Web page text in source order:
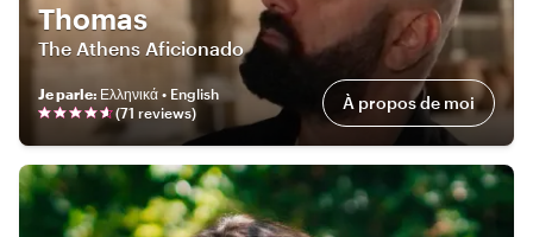
Thomas
The Athens Aficionado
Je parle: Ελληνικά • English
(71 reviews) À propos de moi